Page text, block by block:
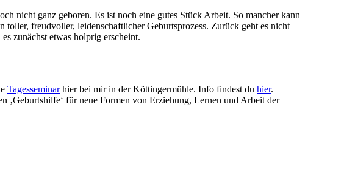
nicht ganz geboren. Es ist noch eine gutes Stück Arbeit. So mancher kann
toller, freudvoller, leidenschaftlicher Geburtsprozess. Zurück geht es nicht
zunächst etwas holprig erscheint.
Tagesseminarhier bei mir in der Köttingermühle. Info findest du hier.
‚Geburtshilfe‘ für neue Formen von Erziehung, Lernen und Arbeit der